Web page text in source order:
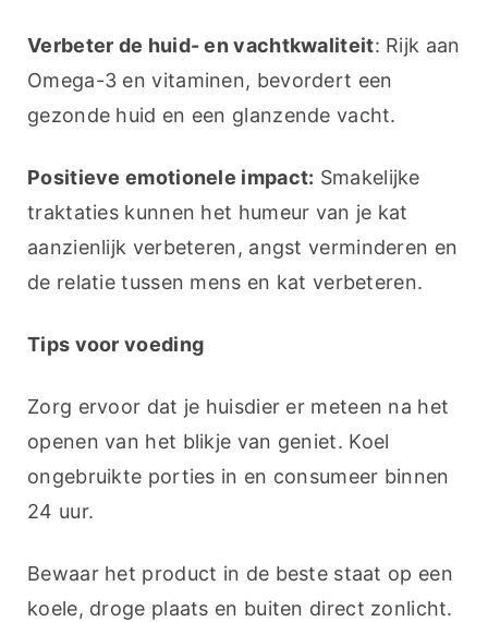
Verbeter de huid- en vachtkwaliteit: Rijk aan
Omega-3 en vitaminen, bevordert een
gezonde huid en een glanzende vacht.
Positieve emotionele impact: Smakelijke
traktaties kunnen het humeur van je kat
aanzienlijk verbeteren, angst verminderen en
de relatie tussen mens en kat verbeteren.
Tips voor voeding
Zorg ervoor dat je huisdier er meteen na het
openen van het blikje van geniet. Koel
ongebruikte porties in en consumeer binnen
24 uur.
Bewaar het product in de beste staat op een
koele, droge plaats en buiten direct zonlicht.